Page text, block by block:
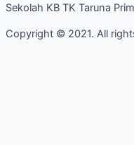
Sekolah KB TK Taruna
Copyright © 2021. All